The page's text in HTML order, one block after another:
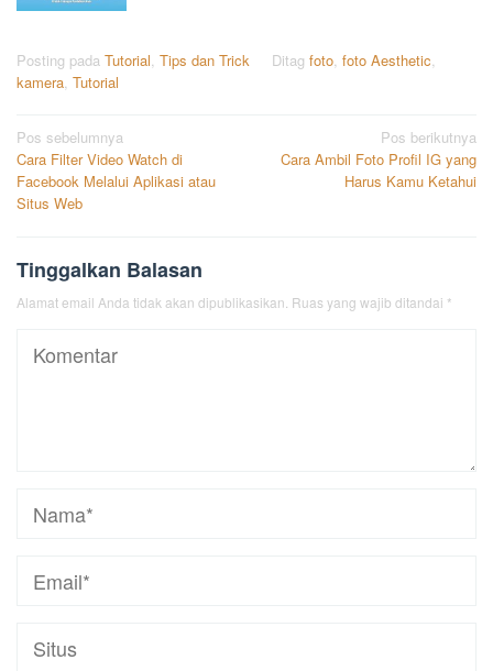
Posting pada Tutorial Tips dan Trick Ditag foto foto Aesthetic
kamera Tutorial
Navigasi
pos
Pos sebelumnya
Cara Filter Video Watch di
Facebook Melalui Aplikasi atau
Situs Web
Pos berikutnya
Cara Ambil Foto Profil IG yang
Harus Kamu Ketahui
Tinggalkan Balasan
Alamat email Anda tidak akan dipublikasikan. Ruas yang wajib ditandai *